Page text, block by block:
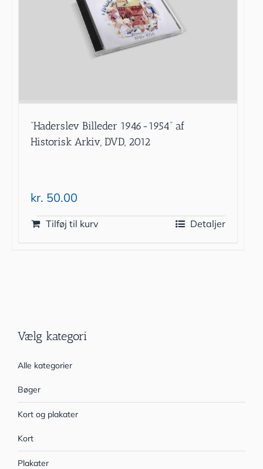
”Haderslev Billeder 1946-1954” af
Historisk Arkiv, DVD, 2012
kr. 50.00
Tilføj til kurv Detaljer
Vælg kategori
Alle kategorier
Bøger
Kort og plakater
Kort
Plakater